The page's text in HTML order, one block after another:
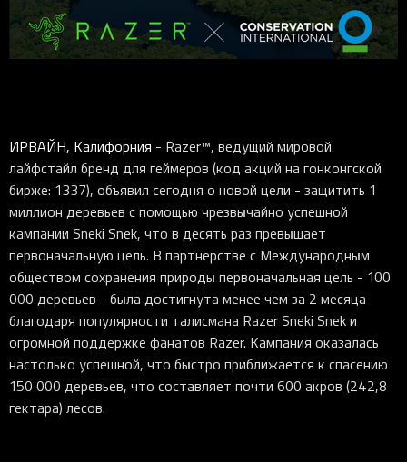
ИРВАЙН, Калифорния - Razer™, ведущий мировой
лайфстайл бренд для геймеров (код акций на гонконгской
бирже: 1337), объявил сегодня о новой цели - защитить 1
миллион деревьев с помощью чрезвычайно успешной
кампании Sneki Snek, что в десять раз превышает
первоначальную цель. В партнерстве с Международным
обществом сохранения природы первоначальная цель - 100
000 деревьев - была достигнута менее чем за 2 месяца
благодаря популярности талисмана Razer Sneki Snek и
огромной поддержке фанатов Razer. Кампания оказалась
настолько успешной, что быстро приближается к спасению
150 000 деревьев, что составляет почти 600 акров (242,8
гектара) лесов.